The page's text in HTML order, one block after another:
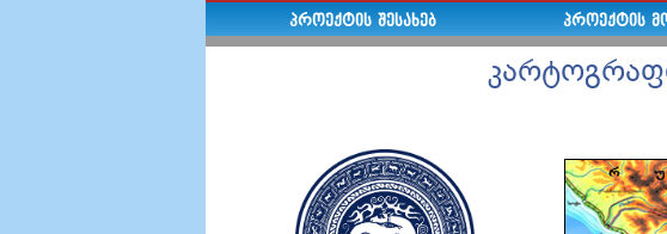
ᲞᲠᲝᲔᲥᲢᲘᲡ ᲨᲔᲡᲐᲮᲔᲑ ᲞᲠᲝᲔᲥᲢᲘᲡ